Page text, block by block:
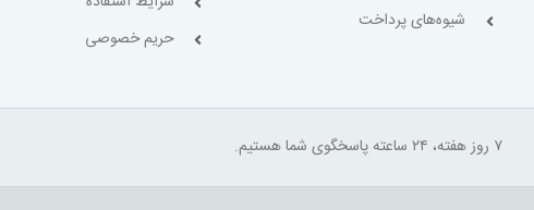
شیوه‌های پرداخت
حریم خصوصی
۷ روز هفته، ۲۴ ساعته پاسخگوی شما هستیم.